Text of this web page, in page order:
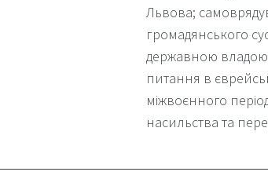
Львова;
громадянського
державною
питання в
міжвоєнного
насильства та